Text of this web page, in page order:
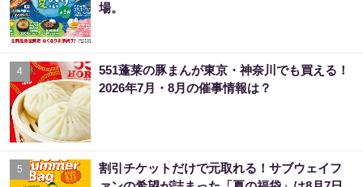
場。
4
551蓬莱の豚まんが東京・神奈川でも買える！
2026年7月・8月の催事情報は？
5
割引チケットだけで元取れる！サブウェイフ